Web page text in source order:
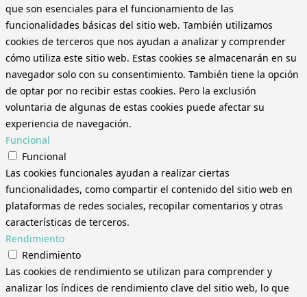
que son esenciales para el funcionamiento de las
funcionalidades básicas del sitio web. También utilizamos
cookies de terceros que nos ayudan a analizar y comprender
cómo utiliza este sitio web. Estas cookies se almacenarán en su
navegador solo con su consentimiento. También tiene la opción
de optar por no recibir estas cookies. Pero la exclusión
voluntaria de algunas de estas cookies puede afectar su
experiencia de navegación.
Funcional
Funcional
Las cookies funcionales ayudan a realizar ciertas
funcionalidades, como compartir el contenido del sitio web en
plataformas de redes sociales, recopilar comentarios y otras
características de terceros.
Rendimiento
Rendimiento
Las cookies de rendimiento se utilizan para comprender y
analizar los índices de rendimiento clave del sitio web, lo que